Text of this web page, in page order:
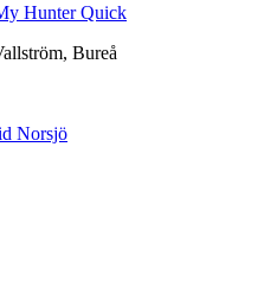
Hunter Quick
Bureå
Norsjö